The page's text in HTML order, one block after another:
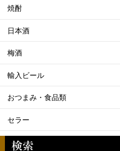
焼酎
日本酒
梅酒
輸入ビール
おつまみ・食品類
セラー